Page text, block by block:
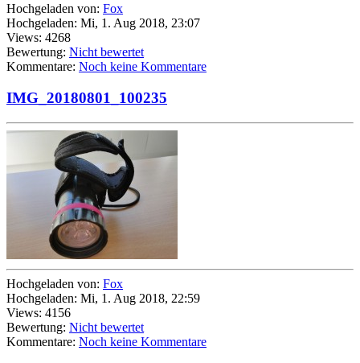
Hochgeladen von: Fox
Hochgeladen: Mi, 1. Aug 2018, 23:07
Views: 4268
Bewertung: Nicht bewertet
Kommentare: Noch keine Kommentare
IMG_20180801_100235
Hochgeladen von: Fox
Hochgeladen: Mi, 1. Aug 2018, 22:59
Views: 4156
Bewertung: Nicht bewertet
Kommentare: Noch keine Kommentare